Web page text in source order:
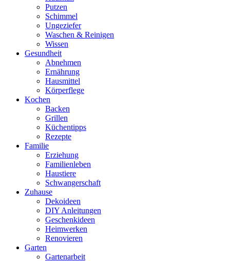
Putzen
Schimmel
Ungeziefer
Waschen & Reinigen
Wissen
Gesundheit
Abnehmen
Ernährung
Hausmittel
Körperflege
Kochen
Backen
Grillen
Küchentipps
Rezepte
Familie
Erziehung
Familienleben
Haustiere
Schwangerschaft
Zuhause
Dekoideen
DIY Anleitungen
Geschenkideen
Heimwerken
Renovieren
Garten
Gartenarbeit